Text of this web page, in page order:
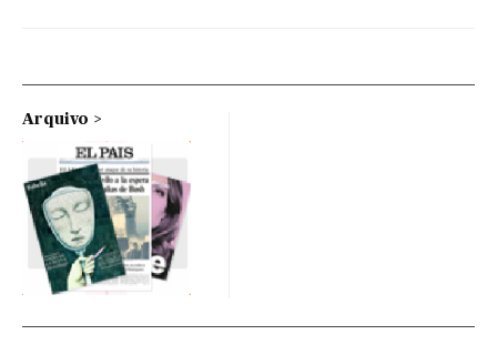
Arquivo